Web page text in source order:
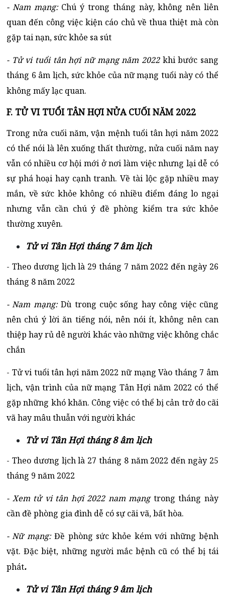
- Nam mạng:Chú ý trong tháng này, không nên liên
quan đến công việc kiện cáo chủ về thua thiệt mà còn
gặp tai nạn, sức khỏe sa sút
- Tử vi tuổi tân hợi nữ mạng năm 2022 khi bước sang
tháng 6 âm lịch, sức khỏe của nữ mạng tuổi này có thể
không mấy lạc quan.
F. TỬ VI TUỔI TÂN HỢI NỬA CUỐI NĂM 2022
Trong nửa cuối năm, vận mệnh tuổi tân hợi năm 2022
có thể nói là lên xuống thất thường, nửa cuối năm nay
vẫn có nhiều cơ hội mới ở nơi làm việc nhưng lại dễ có
sự phá hoại hay cạnh tranh. Về tài lộc gặp nhiều may
mắn, về sức khỏe không có nhiều điểm đáng lo ngại
nhưng vẫn cần chú ý đề phòng kiểm tra sức khỏe
thường xuyên.
Tử vi Tân Hợi tháng 7 âm lịch
- Theo dương lịch là 29 tháng 7 năm 2022 đến ngày 26
tháng 8 năm 2022
- Nam mạng:Dù trong cuộc sống hay công việc cũng
nên chú ý lời ăn tiếng nói, nên nói ít, không nên can
thiệp hay rủ dê người khác vào những việc không chắc
chắn
- Tử vi tuổi tân hợi năm 2022 nữ mạng Vào tháng 7 âm
lịch, vận trình của nữ mạng Tân Hợi năm 2022 có thể
gặp những khó khăn. Công việc có thể bị cản trở do cãi
vã hay mâu thuẫn với người khác
Tử vi Tân Hợi tháng 8 âm lịch
- Theo dương lịch là 27 tháng 8 năm 2022 đến ngày 25
tháng 9 năm 2022
- Xem tử vi tân hợi 2022 nam mạng trong tháng này
cần đề phòng gia đình dễ có sự cãi vã, bất hòa.
- Nữ mạng:Đề phòng sức khỏe kém với những bệnh
vặt. Đặc biệt, những người mắc bệnh cũ có thể bị tái
phát.
Tử vi Tân Hợi tháng 9 âm lịch